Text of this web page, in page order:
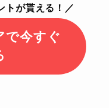
トが貰える！／
で今すぐ